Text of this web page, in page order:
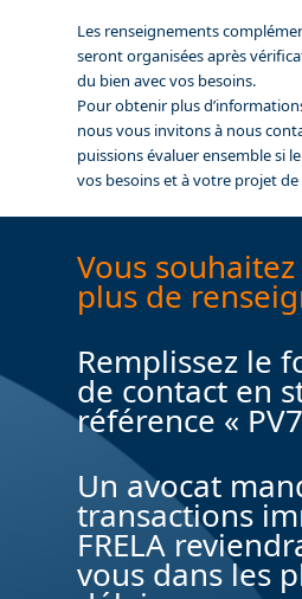
Les renseignements
seront organisées après
du bien avec vos besoins.
Pour obtenir plus
nous vous invitons à nous
puissions évaluer ensemble si
vos besoins et à votre projet
Vous
plus de
Remplissez le
de contact en
référence «
Un avocat
transactions
FRELA
vous dans les